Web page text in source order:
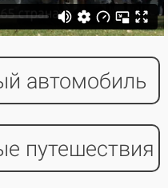
автомобиль
путешествия